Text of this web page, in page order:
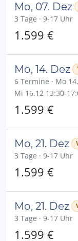
Mo, 07. Dez
3 Tage · 9-17 Uhr
1.599 €
Mo, 14. Dez
6 Termine · Mo
Mi 16.12 13:30-
1.599 €
Mo, 21. Dez
3 Tage · 9-17 Uhr
1.599 €
Mo, 21. Dez
3 Tage · 9-17 Uhr
1.599 €